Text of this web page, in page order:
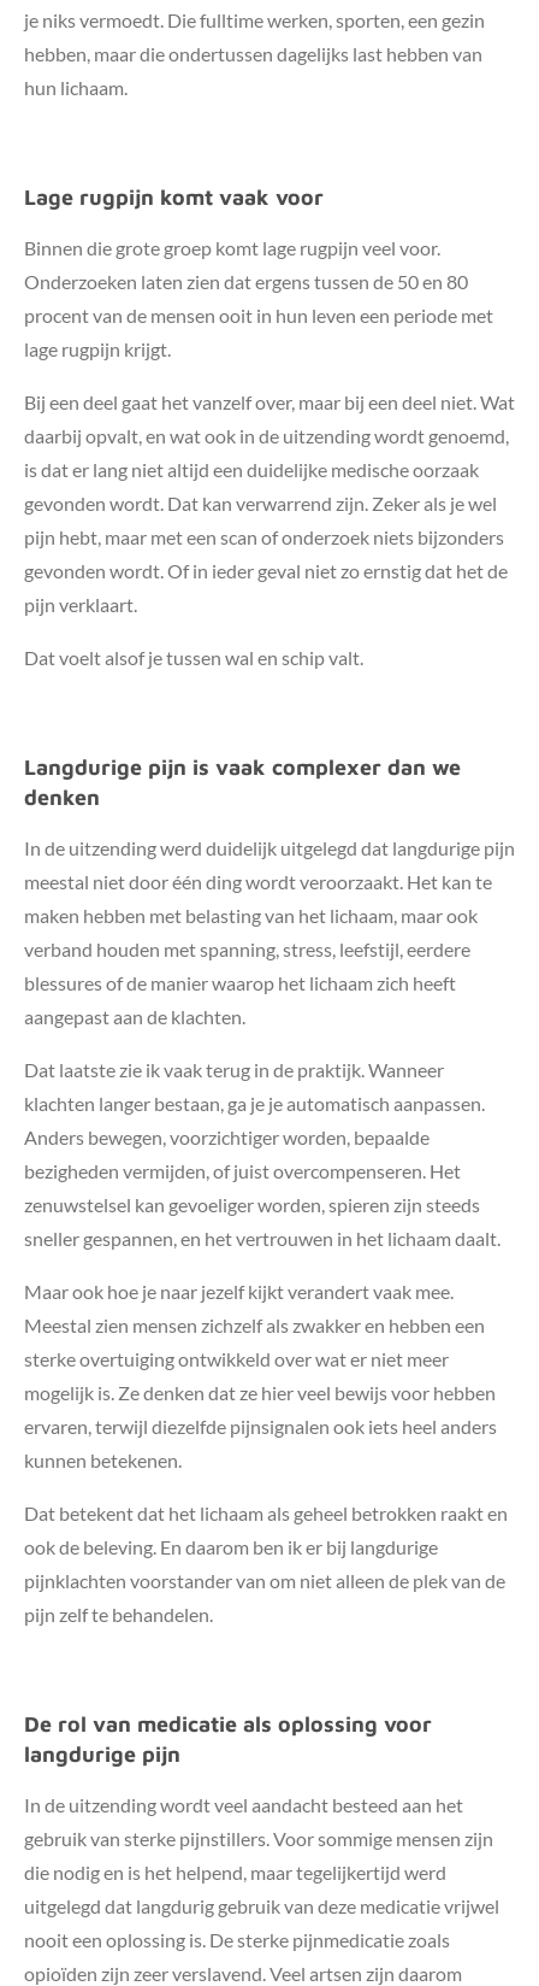
je niks vermoedt. Die fulltime werken, sporten, een gezin
hebben, maar die ondertussen dagelijks last hebben van
hun lichaam.
Lage rugpijn komt vaak voor
Binnen die grote groep komt lage rugpijn veel voor.
Onderzoeken laten zien dat ergens tussen de 50 en 80
procent van de mensen ooit in hun leven een periode met
lage rugpijn krijgt.
Bij een deel gaat het vanzelf over, maar bij een deel niet. Wat
daarbij opvalt, en wat ook in de uitzending wordt genoemd,
is dat er lang niet altijd een duidelijke medische oorzaak
gevonden wordt. Dat kan verwarrend zijn. Zeker als je wel
pijn hebt, maar met een scan of onderzoek niets bijzonders
gevonden wordt. Of in ieder geval niet zo ernstig dat het de
pijn verklaart.
Dat voelt alsof je tussen wal en schip valt.
Langdurige pijn is vaak complexer dan we
denken
In de uitzending werd duidelijk uitgelegd dat langdurige pijn
meestal niet door één ding wordt veroorzaakt. Het kan te
maken hebben met belasting van het lichaam, maar ook
verband houden met spanning, stress, leefstijl, eerdere
blessures of de manier waarop het lichaam zich heeft
aangepast aan de klachten.
Dat laatste zie ik vaak terug in de praktijk. Wanneer
klachten langer bestaan, ga je je automatisch aanpassen.
Anders bewegen, voorzichtiger worden, bepaalde
bezigheden vermijden, of juist overcompenseren. Het
zenuwstelsel kan gevoeliger worden, spieren zijn steeds
sneller gespannen, en het vertrouwen in het lichaam daalt.
Maar ook hoe je naar jezelf kijkt verandert vaak mee.
Meestal zien mensen zichzelf als zwakker en hebben een
sterke overtuiging ontwikkeld over wat er niet meer
mogelijk is. Ze denken dat ze hier veel bewijs voor hebben
ervaren, terwijl diezelfde pijnsignalen ook iets heel anders
kunnen betekenen.
Dat betekent dat het lichaam als geheel betrokken raakt en
ook de beleving. En daarom ben ik er bij langdurige
pijnklachten voorstander van om niet alleen de plek van de
pijn zelf te behandelen.
De rol van medicatie als oplossing voor
langdurige pijn
In de uitzending wordt veel aandacht besteed aan het
gebruik van sterke pijnstillers. Voor sommige mensen zijn
die nodig en is het helpend, maar tegelijkertijd werd
uitgelegd dat langdurig gebruik van deze medicatie vrijwel
nooit een oplossing is. De sterke pijnmedicatie zoals
opioïden zijn zeer verslavend. Veel artsen zijn daarom